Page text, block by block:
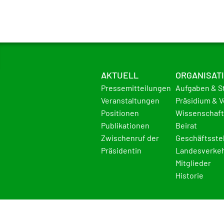
AKTUELL
Pressemitteilungen
Veranstaltungen
Positionen
Publikationen
Zwischenruf der
Präsidentin
Aufgaben &
Präsidium &
Beirat
Mitglieder
Historie